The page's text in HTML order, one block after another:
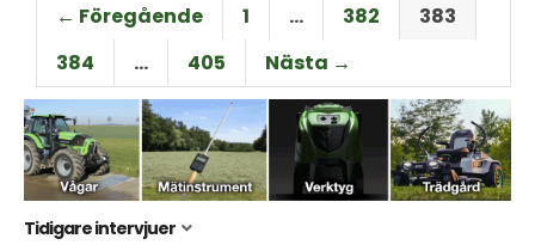
← Föregående 1 … 382
383
384
… 405 Nästa →
Tidigare intervjuer